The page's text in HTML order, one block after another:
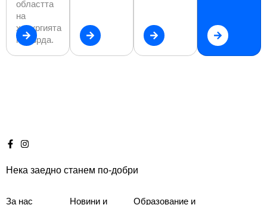
областта
на
хирургията
на гърда.
Нека заедно станем по-добри
За нас Новини и Образование и